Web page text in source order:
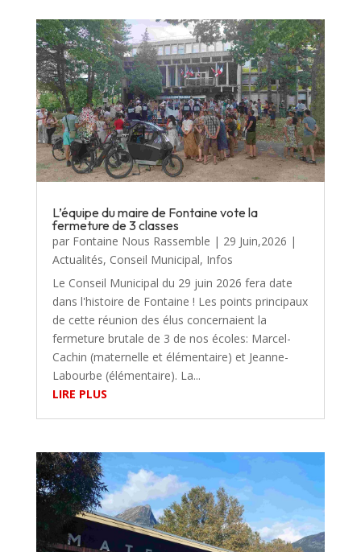
L’équipe du maire de Fontaine vote la
fermeture de 3 classes
par Fontaine Nous Rassemble | 29 Juin,2026 |
Actualités, Conseil Municipal, Infos
Le Conseil Municipal du 29 juin 2026 fera date
dans l'histoire de Fontaine ! Les points principaux
de cette réunion des élus concernaient la
fermeture brutale de 3 de nos écoles: Marcel-
Cachin (maternelle et élémentaire) et Jeanne-
Labourbe (élémentaire). La...
LIRE PLUS